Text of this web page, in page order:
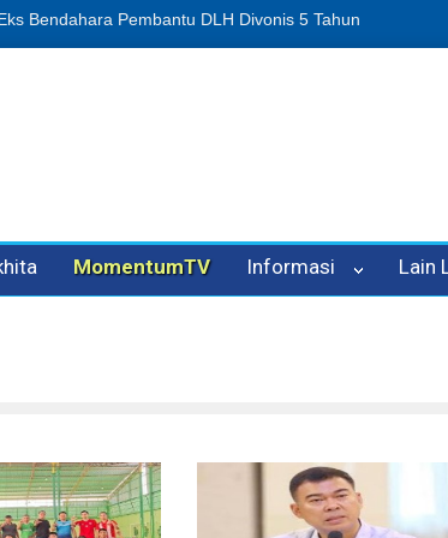
Kadis, Kuasa Hukum Pelapor Desak Polisi Tetapkan P-
MomentumTV Informasi Lain